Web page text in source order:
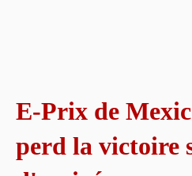
E-Prix de
perd la victoire